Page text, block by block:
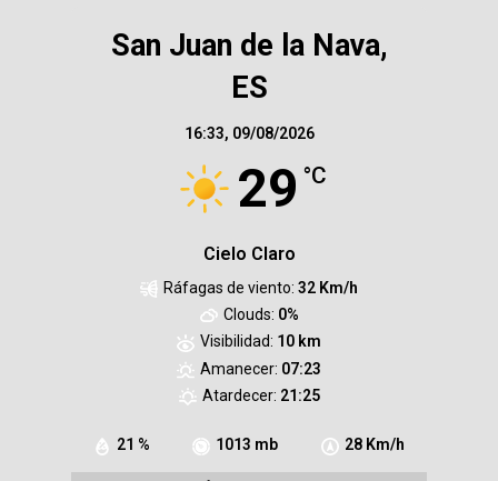
San Juan de la Nava,
ES
16:33, 09/08/2026
29 °C
Cielo Claro
21 % 1013 mb 28 Km/h
Ráfagas de viento: 32 Km/h
Clouds: 0%
Visibilidad: 10 km
Amanecer: 07:23
Atardecer: 21:25